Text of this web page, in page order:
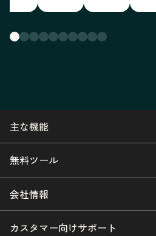
主な機能
無料ツール
会社情報
カスタマー向けサポート